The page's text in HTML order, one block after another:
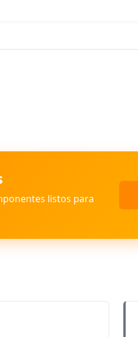
listos para